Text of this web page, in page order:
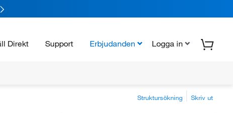
Direkt Support Erbjudanden Logga in
Struktursökning Skriv ut